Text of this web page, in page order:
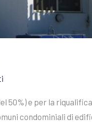
50%) e per la
condominiali di